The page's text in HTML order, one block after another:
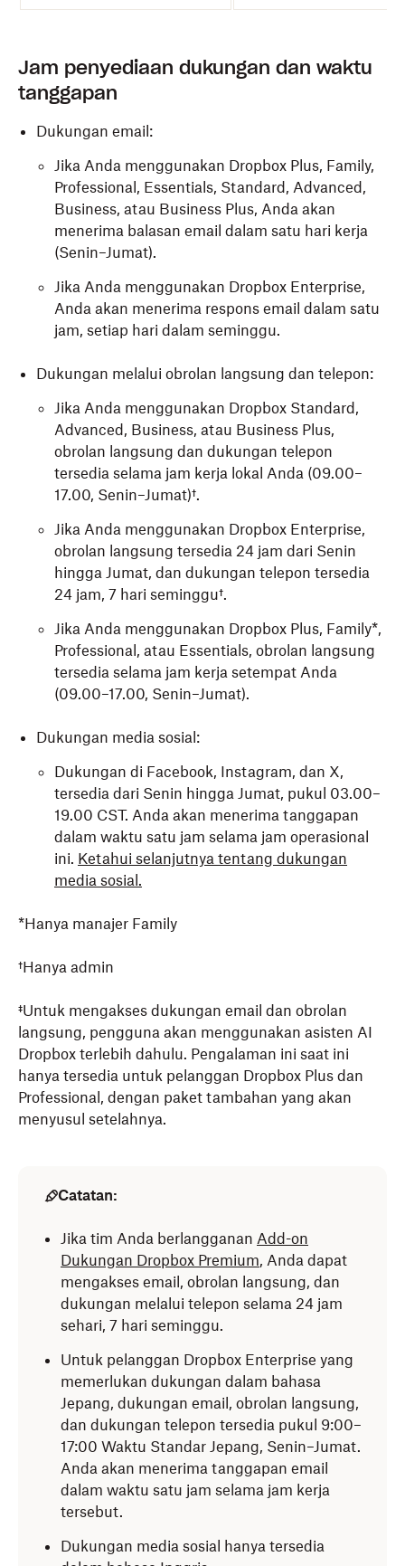
Jam penyediaan dukungan dan waktu
tanggapan
Dukungan email:
Jika Anda menggunakan Dropbox Plus, Family,
Professional, Essentials, Standard, Advanced,
Business, atau Business Plus, Anda akan
menerima balasan email dalam satu hari kerja
(Senin–Jumat).
Jika Anda menggunakan Dropbox Enterprise,
Anda akan menerima respons email dalam satu
jam, setiap hari dalam seminggu.
Dukungan melalui obrolan langsung dan telepon:
Jika Anda menggunakan Dropbox Standard,
Advanced, Business, atau Business Plus,
obrolan langsung dan dukungan telepon
tersedia selama jam kerja lokal Anda (09.00–
17.00, Senin–Jumat)†.
Jika Anda menggunakan Dropbox Enterprise,
obrolan langsung tersedia 24 jam dari Senin
hingga Jumat, dan dukungan telepon tersedia
24 jam, 7 hari seminggu†.
Jika Anda menggunakan Dropbox Plus, Family*,
Professional, atau Essentials, obrolan langsung
tersedia selama jam kerja setempat Anda
(09.00–17.00, Senin–Jumat).
Dukungan media sosial:
Dukungan di Facebook, Instagram, dan X,
tersedia dari Senin hingga Jumat, pukul 03.00–
19.00 CST. Anda akan menerima tanggapan
dalam waktu satu jam selama jam operasional
ini. Ketahui selanjutnya tentang dukungan
media sosial.
*Hanya manajer Family
†Hanya admin
‡Untuk mengakses dukungan email dan obrolan
langsung, pengguna akan menggunakan asisten AI
Dropbox terlebih dahulu. Pengalaman ini saat ini
hanya tersedia untuk pelanggan Dropbox Plus dan
Professional, dengan paket tambahan yang akan
menyusul setelahnya.
Catatan:
Jika tim Anda berlangganan Add-on
Dukungan Dropbox Premium, Anda dapat
mengakses email, obrolan langsung, dan
dukungan melalui telepon selama 24 jam
sehari, 7 hari seminggu.
Untuk pelanggan Dropbox Enterprise yang
memerlukan dukungan dalam bahasa
Jepang, dukungan email, obrolan langsung,
dan dukungan telepon tersedia pukul 9:00–
17:00 Waktu Standar Jepang, Senin–Jumat.
Anda akan menerima tanggapan email
dalam waktu satu jam selama jam kerja
tersebut.
Dukungan media sosial hanya tersedia